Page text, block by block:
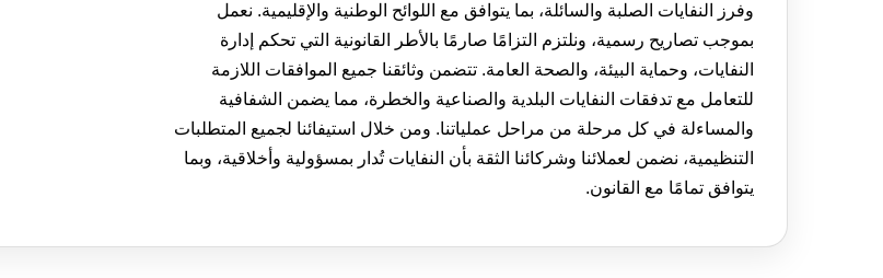
وفرز النفايات الصلبة والسائلة، بما يتوافق مع اللوائح الوطنية والإقليمية. نعمل
بموجب تصاريح رسمية، ونلتزم التزامًا صارمًا بالأطر القانونية التي تحكم إدارة
النفايات، وحماية البيئة، والصحة العامة. تتضمن وثائقنا جميع الموافقات اللازمة
للتعامل مع تدفقات النفايات البلدية والصناعية والخطرة، مما يضمن الشفافية
والمساءلة في كل مرحلة من مراحل عملياتنا. ومن خلال استيفائنا لجميع المتطلبات
التنظيمية، نضمن لعملائنا وشركائنا الثقة بأن النفايات تُدار بمسؤولية وأخلاقية، وبما
يتوافق تمامًا مع القانون.